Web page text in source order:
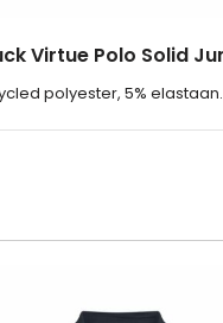
Virtue Polo Solid
polyester, 5% elastaan. CB